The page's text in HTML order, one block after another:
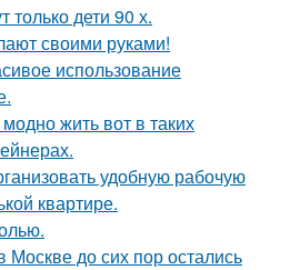
дети 90 х.
своими руками!
использование
жить вот в таких
удобную рабочую
квартире.
Москве до сих пор остались